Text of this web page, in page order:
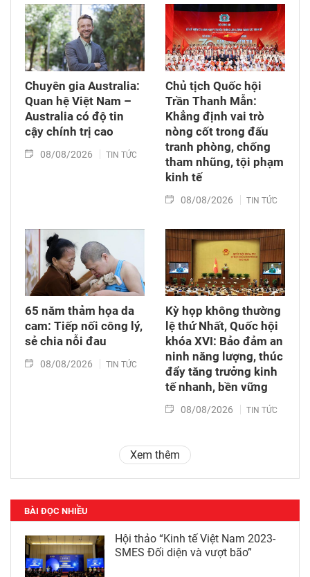
Chuyên gia Australia:
Quan hệ Việt Nam –
Australia có độ tin
cậy chính trị cao
08/08/2026 TIN TỨC
Chủ tịch Quốc hội
Trần Thanh Mẫn:
Khẳng định vai trò
nòng cốt trong đấu
tranh phòng, chống
tham nhũng, tội phạm
kinh tế
08/08/2026 TIN TỨC
65 năm thảm họa da
cam: Tiếp nối công lý,
sẻ chia nỗi đau
08/08/2026 TIN TỨC
Kỳ họp không thường
lệ thứ Nhất, Quốc hội
khóa XVI: Bảo đảm an
ninh năng lượng, thúc
đẩy tăng trưởng kinh
tế nhanh, bền vững
08/08/2026 TIN TỨC
Xem thêm
BÀI ĐỌC NHIỀU
Hội thảo “Kinh tế Việt Nam 2023-
SMES Đối diện và vượt bão”